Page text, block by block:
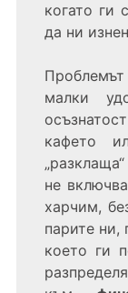
когато ги
да ни
малки
кафето
„разклаща“
не
харчим,
парите ни,
което ги